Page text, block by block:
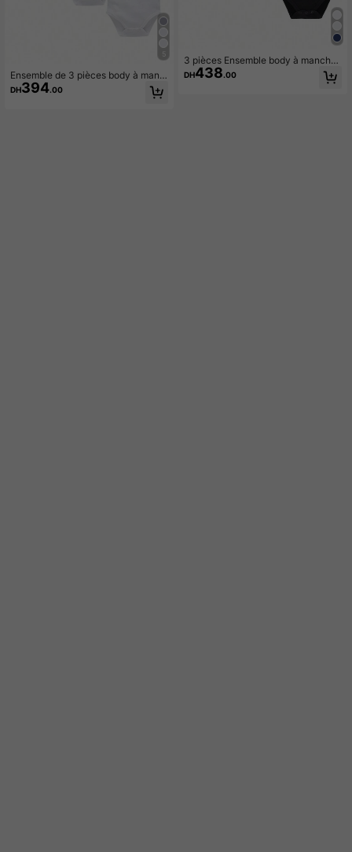
5
Ensemble de 3 pièces body à manc
hes courtes de couleur unie pour bé
DH394.00
3 pièces Ensemble body à manches
longues pour bébés garçons, autom
DH438.00